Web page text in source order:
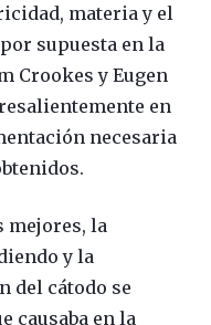
materia y el
supuesta en la
Crookes y Eugen
en
necesaria
mejores, la
y la
del cátodo se
causaba en la